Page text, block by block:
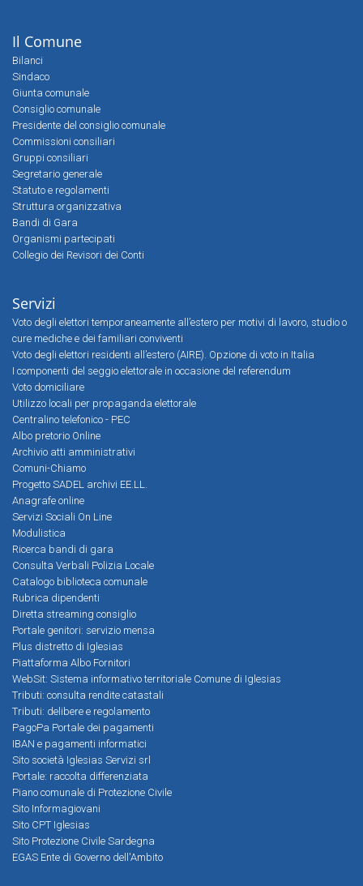
Il Comune
Bilanci
Sindaco
Giunta comunale
Consiglio comunale
Presidente del consiglio comunale
Commissioni consiliari
Gruppi consiliari
Segretario generale
Statuto e regolamenti
Struttura organizzativa
Bandi di Gara
Organismi partecipati
Collegio dei Revisori dei Conti
Servizi
Voto degli elettori temporaneamente all’estero per motivi di lavoro, studio o
cure mediche e dei familiari conviventi
Voto degli elettori residenti all’estero (AIRE). Opzione di voto in Italia
I componenti del seggio elettorale in occasione del referendum
Voto domiciliare
Utilizzo locali per propaganda elettorale
Centralino telefonico - PEC
Albo pretorio Online
Archivio atti amministrativi
Comuni-Chiamo
Progetto SADEL archivi EE.LL.
Anagrafe online
Servizi Sociali On Line
Modulistica
Ricerca bandi di gara
Consulta Verbali Polizia Locale
Catalogo biblioteca comunale
Rubrica dipendenti
Diretta streaming consiglio
Portale genitori: servizio mensa
Plus distretto di Iglesias
Piattaforma Albo Fornitori
WebSit: Sistema informativo territoriale Comune di Iglesias
Tributi: consulta rendite catastali
Tributi: delibere e regolamento
PagoPa Portale dei pagamenti
IBAN e pagamenti informatici
Sito società Iglesias Servizi srl
Portale: raccolta differenziata
Piano comunale di Protezione Civile
Sito Informagiovani
Sito CPT Iglesias
Sito Protezione Civile Sardegna
EGAS Ente di Governo dell'Ambito